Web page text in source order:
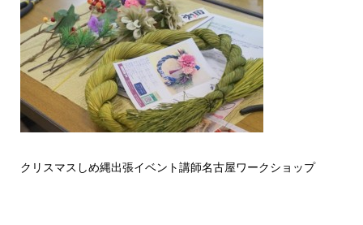
クリスマスしめ縄出張イベント講師名古屋ワークショップ